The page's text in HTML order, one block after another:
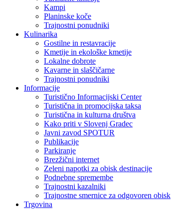
Kampi
Planinske koče
Trajnostni ponudniki
Kulinarika
Gostilne in restavracije
Kmetije in ekološke kmetije
Lokalne dobrote
Kavarne in slaščičarne
Trajnostni ponudniki
Informacije
Turistično Informacijski Center
Turistična in promocijska taksa
Turistična in kulturna društva
Kako priti v Slovenj Gradec
Javni zavod SPOTUR
Publikacije
Parkiranje
Brezžični internet
Zeleni napotki za obisk destinacije
Podnebne spremembe
Trajnostni kazalniki
Trajnostne smernice za odgovoren obisk
Trgovina